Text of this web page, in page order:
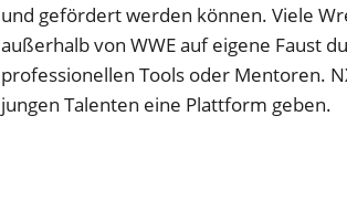
und gefördert werden können. Viele
außerhalb von WWE auf eigene Faust
professionellen Tools oder Mentoren.
jungen Talenten eine Plattform geben.